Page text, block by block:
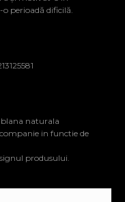
perioadă dificilă.
blana naturala
in functie de
produsului.